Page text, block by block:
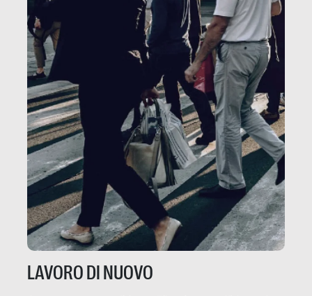
LAVORO DI NUOVO